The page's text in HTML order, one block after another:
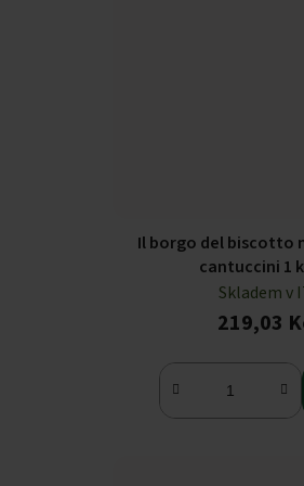
Il borgo del biscotto
cantuccini 1
Skladem v
219,03